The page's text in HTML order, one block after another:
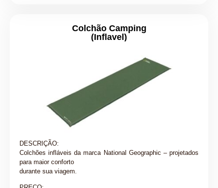
Colchão Camping
(Inflavel)
DESCRIÇÃO:
Colchões infláveis ​​da marca National Geographic – projetados
para maior conforto
durante sua viagem.